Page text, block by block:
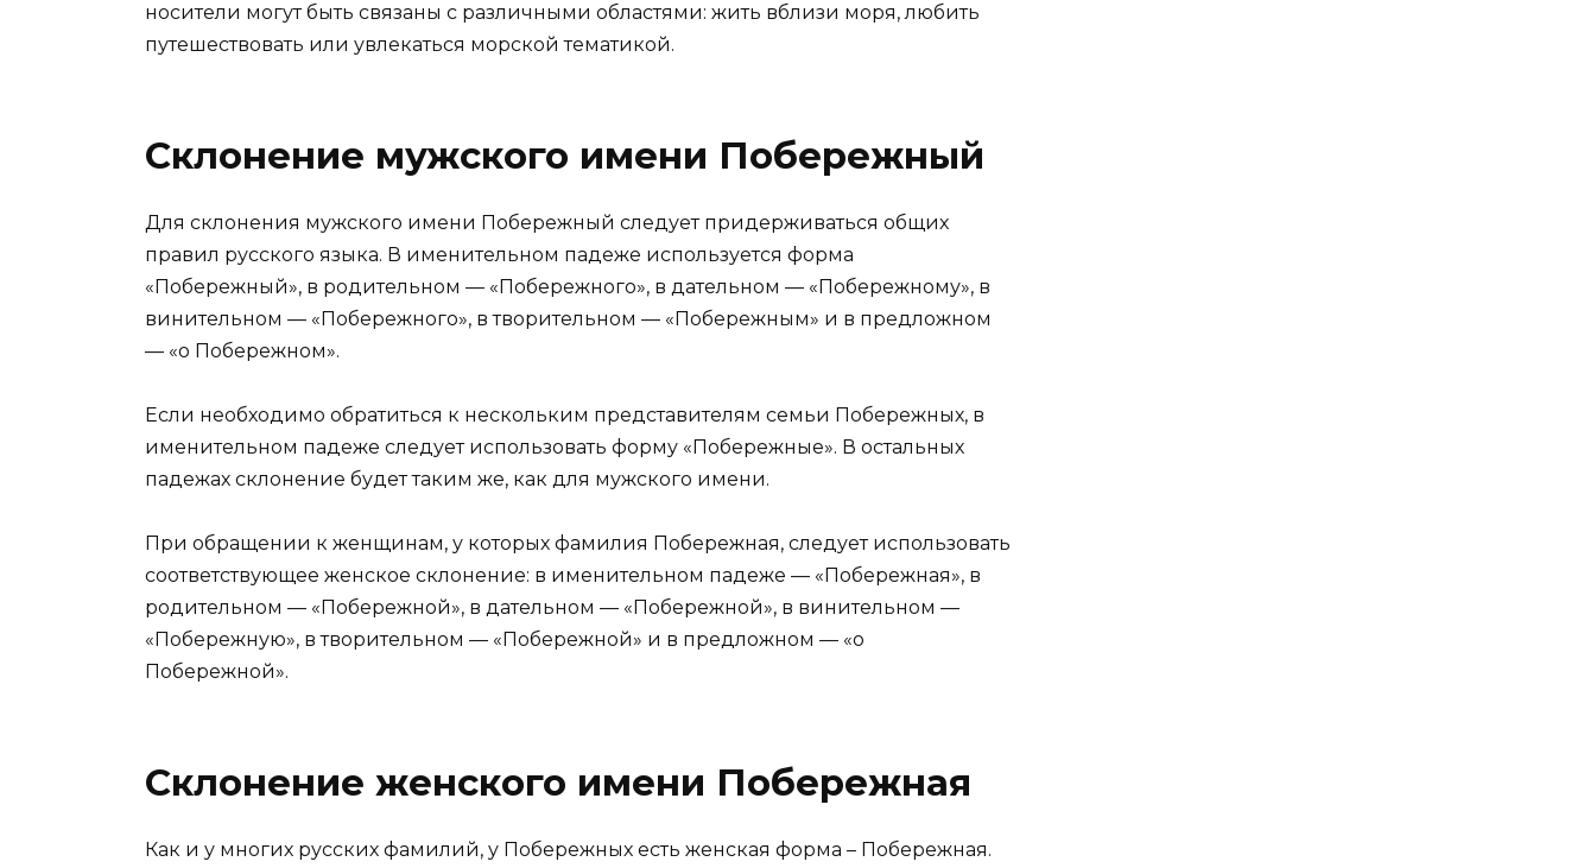
носители могут быть связаны с различными областями: жить вблизи моря, любить
путешествовать или увлекаться морской тематикой.
Склонение мужского имени Побережный
Для склонения мужского имени Побережный следует придерживаться общих
правил русского языка. В именительном падеже используется форма
«Побережный», в родительном — «Побережного», в дательном — «Побережному», в
винительном — «Побережного», в творительном — «Побережным» и в предложном
— «о Побережном».
Если необходимо обратиться к нескольким представителям семьи Побережных, в
именительном падеже следует использовать форму «Побережные». В остальных
падежах склонение будет таким же, как для мужского имени.
При обращении к женщинам, у которых фамилия Побережная, следует использовать
соответствующее женское склонение: в именительном падеже — «Побережная», в
родительном — «Побережной», в дательном — «Побережной», в винительном —
«Побережную», в творительном — «Побережной» и в предложном — «о
Побережной».
Склонение женского имени Побережная
Как и у многих русских фамилий, у Побережных есть женская форма – Побережная.